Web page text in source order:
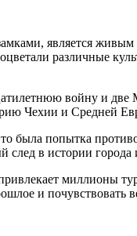
является
различные
войну и
Чехии и Средней
попытка
в истории
миллионы
и почувствовать